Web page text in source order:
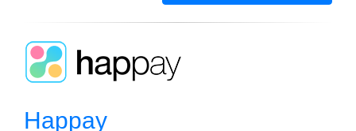
Happay